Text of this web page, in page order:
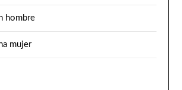
hombre
mujer